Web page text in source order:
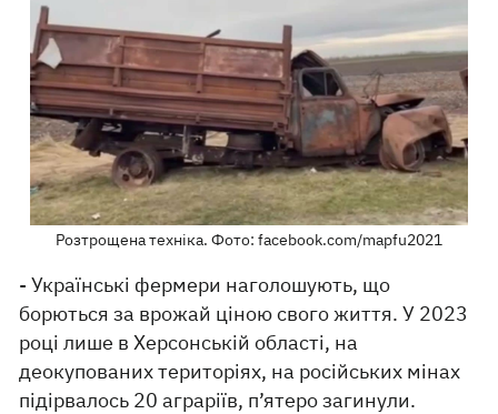
Розтрощена техніка. Фото: facebook.com/mapfu2021
- Українські фермери наголошують, що
борються за врожай ціною свого життя. У 2023
році лише в Херсонській області, на
деокупованих територіях, на російських мінах
підірвалось 20 аграріїв, п’ятеро загинули.